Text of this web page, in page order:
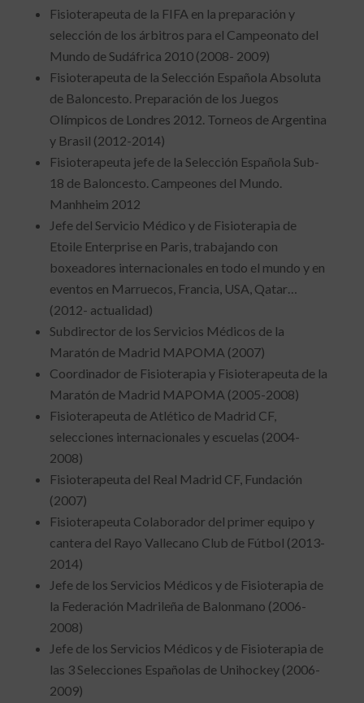
Fisioterapeuta de la FIFA en la preparación y
selección de los árbitros para el Campeonato del
Mundo de Sudáfrica 2010 (2008- 2009)
Fisioterapeuta de la Selección Española Absoluta
de Baloncesto. Preparación de los Juegos
Olímpicos de Londres 2012. Torneos de Argentina
y Brasil (2012-2014)
Fisioterapeuta jefe de la Selección Española Sub-
18 de Baloncesto. Campeones del Mundo.
Manhheim 2012
Jefe del Servicio Médico y de Fisioterapia de
Etoile Enterprise en Paris, trabajando con
boxeadores internacionales en todo el mundo y en
eventos en Marruecos, Francia, USA, Qatar…
(2012- actualidad)
Subdirector de los Servicios Médicos de la
Maratón de Madrid MAPOMA (2007)
Coordinador de Fisioterapia y Fisioterapeuta de la
Maratón de Madrid MAPOMA (2005-2008)
Fisioterapeuta de Atlético de Madrid CF,
selecciones internacionales y escuelas (2004-
2008)
Fisioterapeuta del Real Madrid CF, Fundación
(2007)
Fisioterapeuta Colaborador del primer equipo y
cantera del Rayo Vallecano Club de Fútbol (2013-
2014)
Jefe de los Servicios Médicos y de Fisioterapia de
la Federación Madrileña de Balonmano (2006-
2008)
Jefe de los Servicios Médicos y de Fisioterapia de
las 3 Selecciones Españolas de Unihockey (2006-
2009)